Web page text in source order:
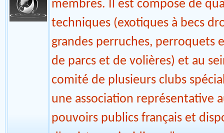
EXOTIQUES (CDE) est une
à but non lucratif, réunissant
membres. Il est composé de
techniques (exotiques à becs
grandes perruches, perroquets
de parcs et de volières) et au
comité de plusieurs clubs